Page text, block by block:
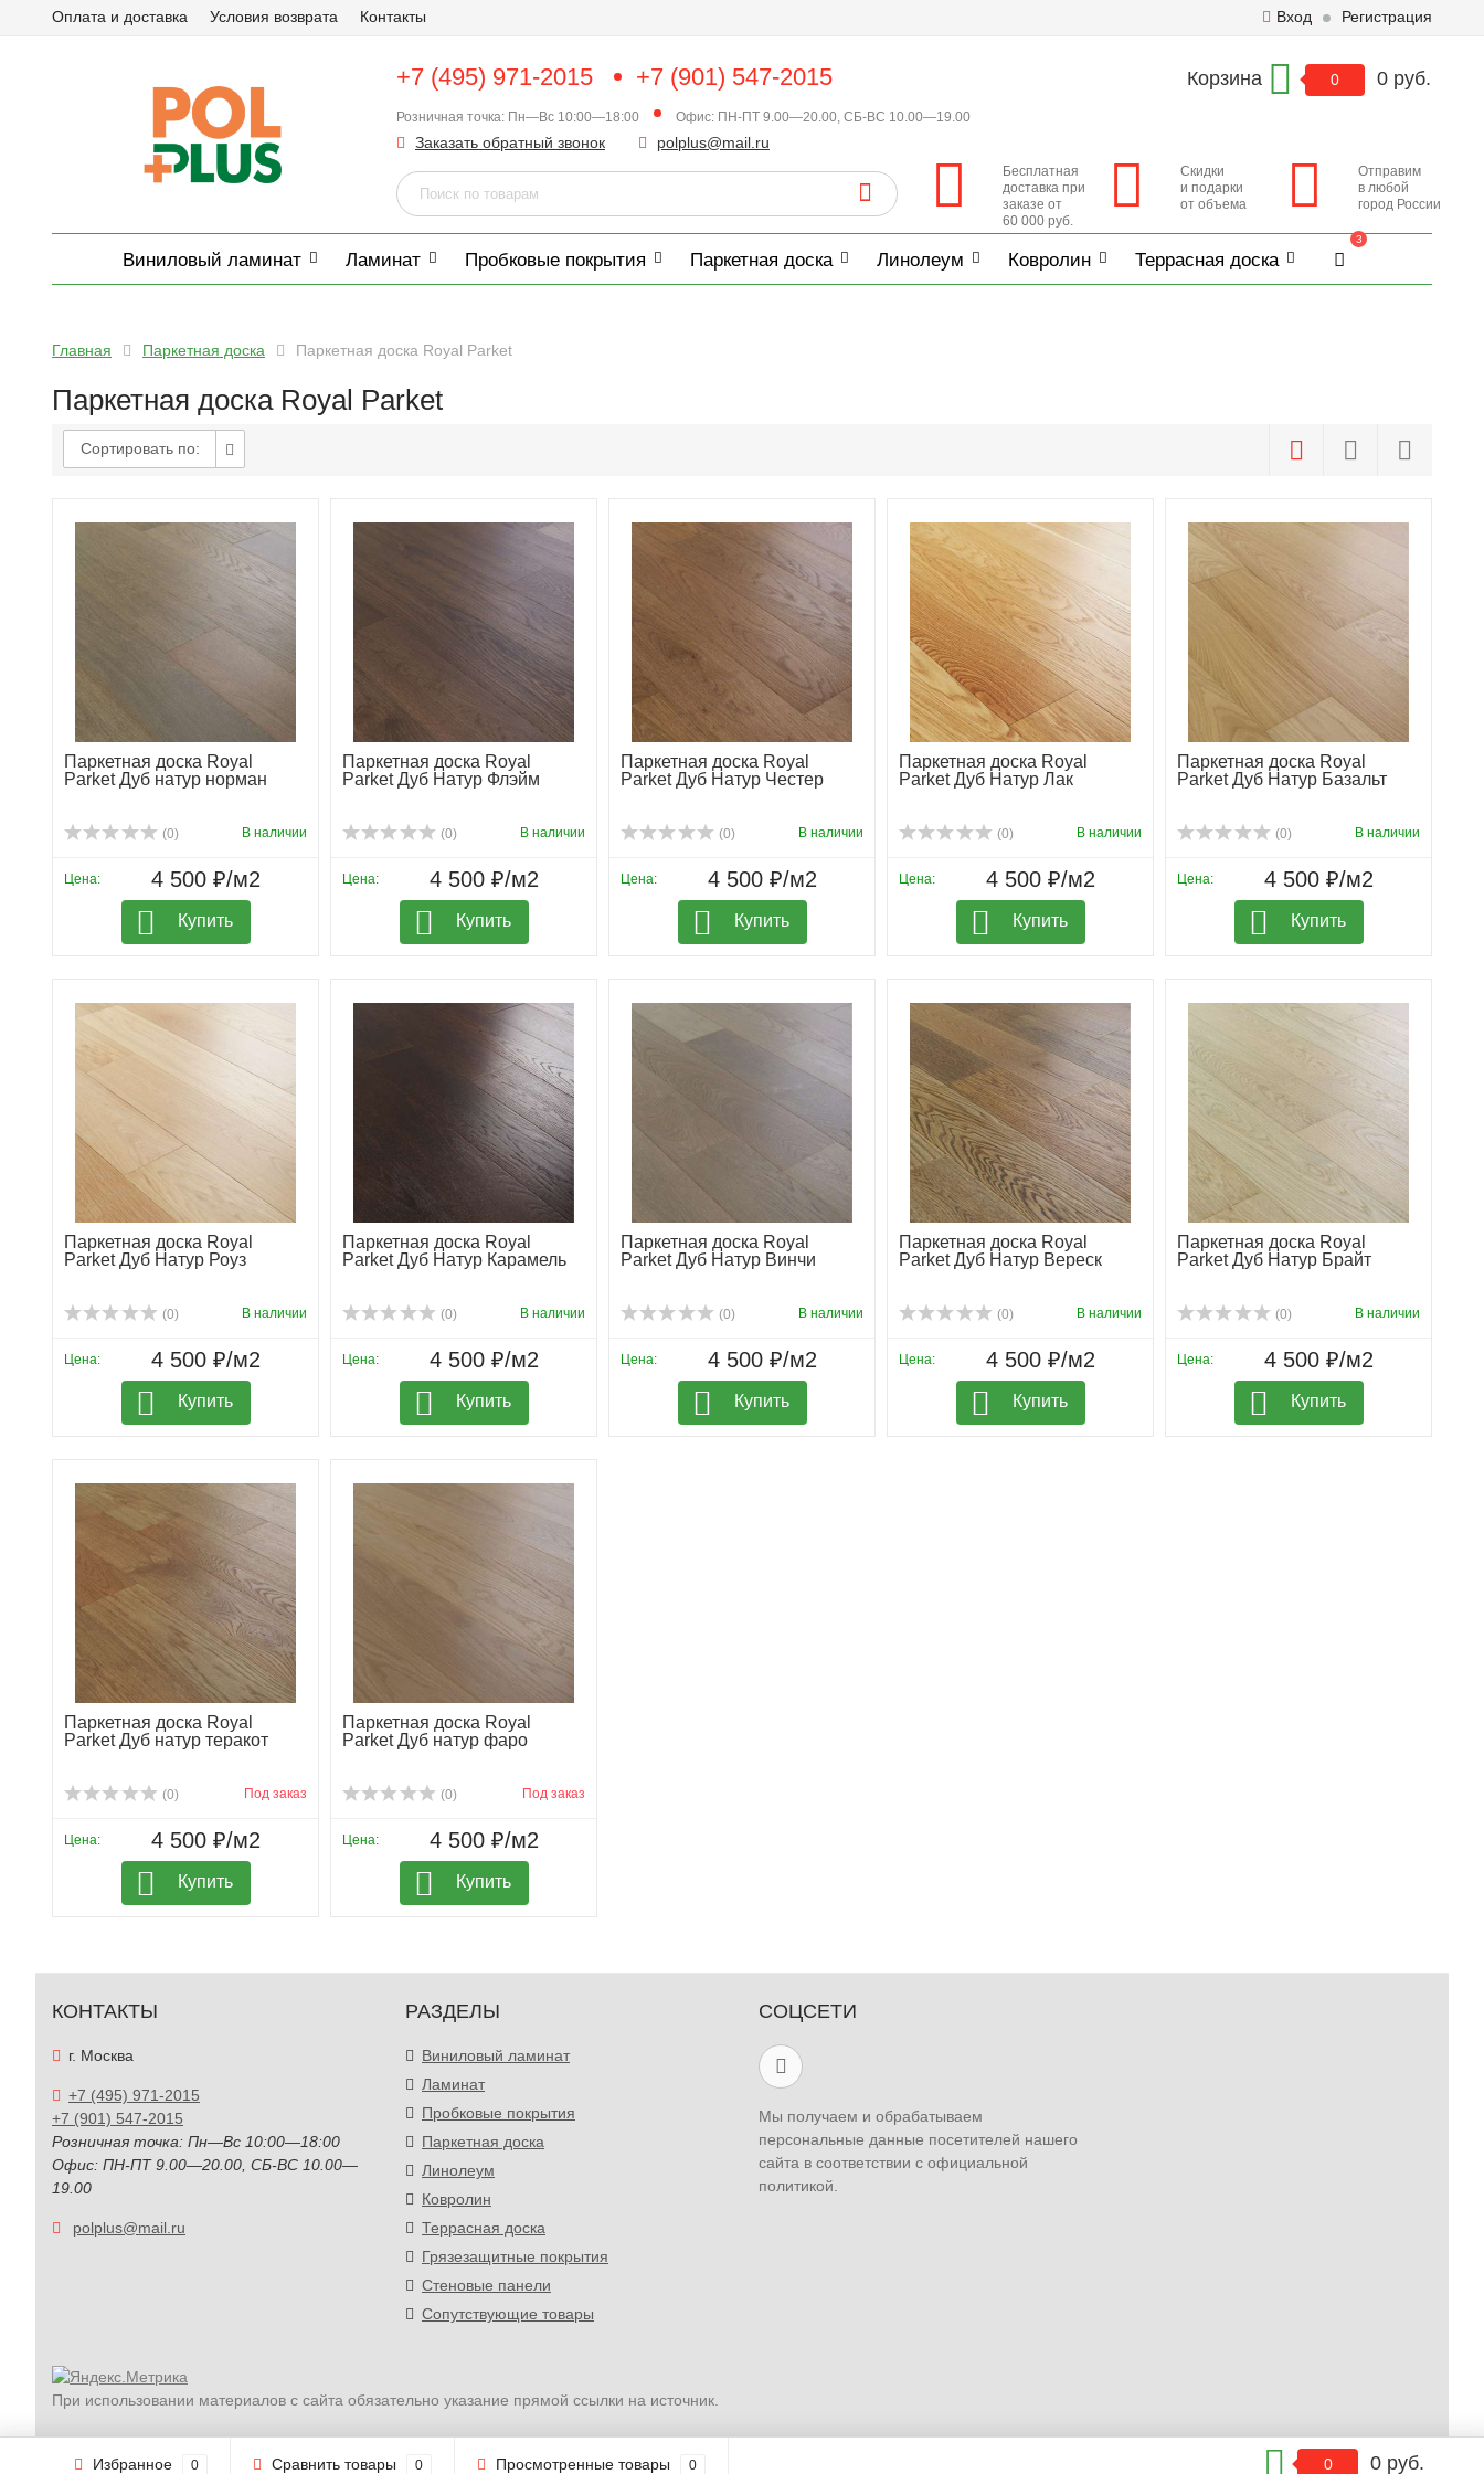
Оплата и доставка Условия возврата Контакты Вход Регистрация
+7 (495) 971-2015 +7 (901) 547-2015
Розничная точка: Пн—Вс 10:00—18:00 Офис: ПН-ПТ 9.00—20.00, СБ-ВС 10.00—19.00
Заказать обратный звонок polplus@mail.ru
Корзина 0 0 руб.
Бесплатная
доставка при
заказе от
60 000 руб.
Скидки
и подарки
от объема
Отправим
в любой
город России
Виниловый ламинат Ламинат Пробковые покрытия Паркетная доска Линолеум Ковролин Террасная доска
3
Главная Паркетная доска Паркетная доска Royal Parket
Паркетная доска Royal Parket
Сортировать по:
Паркетная доска Royal
Parket Дуб натур норман
(0) В наличии
Цена: 4 500 ₽/м2
Купить
Паркетная доска Royal
Parket Дуб Натур Флэйм
(0) В наличии
Цена: 4 500 ₽/м2
Купить
Паркетная доска Royal
Parket Дуб Натур Честер
(0) В наличии
Цена: 4 500 ₽/м2
Купить
Паркетная доска Royal
Parket Дуб Натур Лак
(0) В наличии
Цена: 4 500 ₽/м2
Купить
Паркетная доска Royal
Parket Дуб Натур Базальт
(0) В наличии
Цена: 4 500 ₽/м2
Купить
Паркетная доска Royal
Parket Дуб Натур Роуз
(0) В наличии
Цена: 4 500 ₽/м2
Купить
Паркетная доска Royal
Parket Дуб Натур Карамель
(0) В наличии
Цена: 4 500 ₽/м2
Купить
Паркетная доска Royal
Parket Дуб Натур Винчи
(0) В наличии
Цена: 4 500 ₽/м2
Купить
Паркетная доска Royal
Parket Дуб Натур Вереск
(0) В наличии
Цена: 4 500 ₽/м2
Купить
Паркетная доска Royal
Parket Дуб Натур Брайт
(0) В наличии
Цена: 4 500 ₽/м2
Купить
Паркетная доска Royal
Parket Дуб натур теракот
(0) Под заказ
Цена: 4 500 ₽/м2
Купить
Паркетная доска Royal
Parket Дуб натур фаро
(0) Под заказ
Цена: 4 500 ₽/м2
Купить
КОНТАКТЫ
г. Москва
+7 (495) 971-2015
+7 (901) 547-2015
Розничная точка: Пн—Вс 10:00—18:00
Офис: ПН-ПТ 9.00—20.00, СБ-ВС 10.00—
19.00
polplus@mail.ru
РАЗДЕЛЫ
Виниловый ламинат
Ламинат
Пробковые покрытия
Паркетная доска
Линолеум
Ковролин
Террасная доска
Грязезащитные покрытия
Стеновые панели
Сопутствующие товары
СОЦСЕТИ
Мы получаем и обрабатываем
персональные данные посетителей нашего
сайта в соответствии с официальной
политикой.
При использовании материалов с сайта обязательно указание прямой ссылки на источник.
Избранное 0 Сравнить товары 0 Просмотренные товары 0 0 0 руб.